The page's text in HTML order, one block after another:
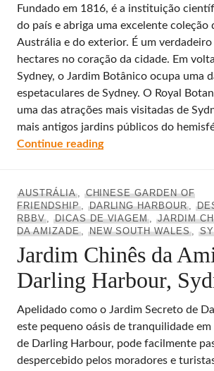
Fundado em 1816, é a instituição
do país e abriga uma excelente coleção
Austrália e do exterior. É um verdadeiro
hectares no coração da cidade. Em
Sydney, o Jardim Botânico ocupa uma
espetaculares de Sydney. O Royal
uma das atrações mais visitadas de
mais antigos jardins públicos do
Continue readingO lindo Jardim
AUSTRÁLIA, CHINESE GARDEN OF
FRIENDSHIP, DARLING HARBOUR,
RBBV, DICAS DE VIAGEM,JARDIM
DA AMIZADE, NEW SOUTH WALES,
Jardim Chinês da
Darling Harbour,
Apelidado como o Jardim Secreto de
este pequeno oásis de tranquilidade
de Darling Harbour, pode facilmente
despercebido pelos moradores e